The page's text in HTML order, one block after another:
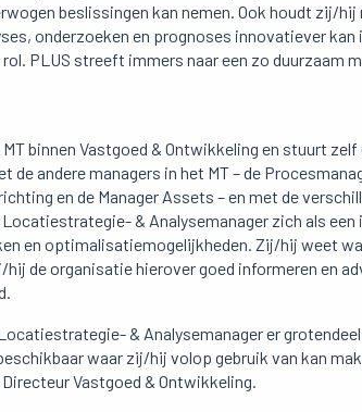
beslissingen kan nemen. Ook houdt zij/hij
onderzoeken en prognoses innovatiever
PLUS streeft immers naar een zo duurzaam
binnen Vastgoed & Ontwikkeling en stuurt zelf
andere managers in het MT – de
en de Manager Assets – en met de
& Analysemanager zich als
en optimalisatiemogelijkheden. Zij/hij weet
de organisatie hierover goed informeren en
& Analysemanager er
waar zij/hij volop gebruik van kan
Vastgoed & Ontwikkeling.